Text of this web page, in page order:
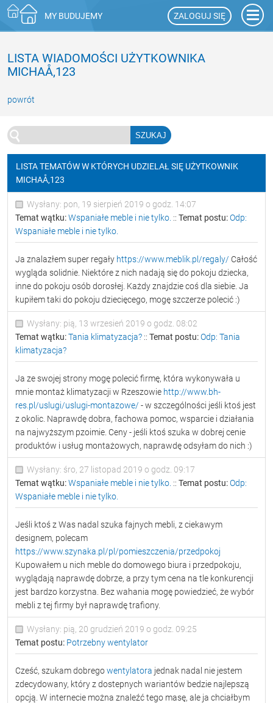
MY BUDUJEMY ZALOGUJ SIĘ
LISTA WIADOMOŚCI UŻYTKOWNIKA
MICHAÅ‚123
powrót
LISTA TEMATÓW W KTÓRYCH UDZIELAŁ SIĘ UŻYTKOWNIK
MICHAÅ‚123
Wysłany: pon, 19 sierpień 2019 o godz. 14:07
Temat wątku:Wspaniałe meble i nie tylko. :: Temat postu:Odp:
Wspaniałe meble i nie tylko.
Ja znalazłem super regały https://www.meblik.pl/regaly/ Całość
wygląda solidnie. Niektóre z nich nadają się do pokoju dziecka,
inne do pokoju osób dorosłej. Każdy znajdzie coś dla siebie. Ja
kupiłem taki do pokoju dziecięcego, mogę szczerze polecić :)
Wysłany: pią, 13 wrzesień 2019 o godz. 08:02
Temat wątku:Tania klimatyzacja? :: Temat postu:Odp: Tania
klimatyzacja?
Ja ze swojej strony mogę polecić firmę, która wykonywała u
mnie montaż klimatyzacji w Rzeszowie http://www.bh-
res.pl/uslugi/uslugi-montazowe/ - w szczególności jeśli ktoś jest
z okolic. Naprawdę dobra, fachowa pomoc, wsparcie i działania
na najwyższym pzoimie. Ceny - jeśli ktoś szuka w dobrej cenie
produktów i usług montażowych, naprawdę odsyłam do nich :)
Wysłany: śro, 27 listopad 2019 o godz. 09:17
Temat wątku:Wspaniałe meble i nie tylko. :: Temat postu:Odp:
Wspaniałe meble i nie tylko.
Jeśli ktoś z Was nadal szuka fajnych mebli, z ciekawym
designem, polecam
https://www.szynaka.pl/pl/pomieszczenia/przedpokoj
Kupowałem u nich meble do domowego biura i przedpokoju,
wyglądają naprawdę dobrze, a przy tym cena na tle konkurencji
jest bardzo korzystna. Bez wahania mogę powiedzieć, że wybór
mebli z tej firmy był naprawdę trafiony.
Wysłany: pią, 20 grudzień 2019 o godz. 09:25
Temat postu: Potrzebny wentylator
Cześć, szukam dobregowentylatora jednak nadal nie jestem
zdecydowany, który z dostepnych wariantów bedzie najlepszą
opcją. W internecie można znaleźć tego masę, ale ja chciałbym